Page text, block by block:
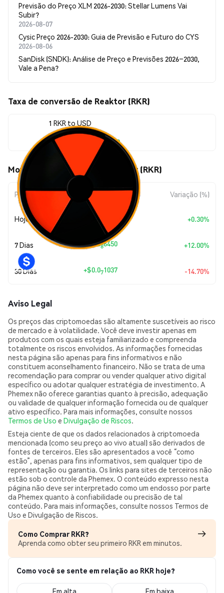
Previsão do Preço XLM 2026-2030: Stellar Lumens Vai
Subir?
2026-08-07
Cysic Preço 2026-2030: Guia de Previsão e Futuro do CYS
2026-08-06
SanDisk (SNDK): Análise de Preço e Previsões 2026–2030,
Vale a Pena?
Taxa de conversão de Reaktor (RKR)
1 RKR to USD
$0.0<sub>7</sub>6020
Movimentos de preço de Reaktor (RKR)
Período Variação do Valor Variação (%)
Hoje $0.09 +0.30%
7 Dias +$0.086450 +12.00%
30 Dias +$0.071037 -14.70%
Aviso Legal
Os preços das criptomoedas são altamente suscetíveis ao risco
de mercado e à volatilidade. Você deve investir apenas em
produtos com os quais esteja familiarizado e compreenda
totalmente os riscos envolvidos. As informações fornecidas
nesta página são apenas para fins informativos e não
constituem aconselhamento financeiro. Não se trata de uma
recomendação para comprar ou vender qualquer ativo digital
específico ou adotar qualquer estratégia de investimento. A
Phemex não oferece garantias quanto à precisão, adequação
ou validade de qualquer informação fornecida ou de qualquer
ativo específico. Para mais informações, consulte nossos
Termos de Uso e Divulgação de Riscos.
Esteja ciente de que os dados relacionados à criptomoeda
mencionada (como seu preço ao vivo atual) são derivados de
fontes de terceiros. Eles são apresentados a você “como
estão”, apenas para fins informativos, sem qualquer tipo de
representação ou garantia. Os links para sites de terceiros não
estão sob o controle da Phemex. O conteúdo expresso nesta
página não deve ser interpretado como um endosso por parte
da Phemex quanto à confiabilidade ou precisão de tal
conteúdo. Para mais informações, consulte nossos Termos de
Uso e Divulgação de Riscos.
Como Comprar RKR?
Aprenda como obter seu primeiro RKR em minutos.
Como você se sente em relação ao RKR hoje?
Em alta Em baixa